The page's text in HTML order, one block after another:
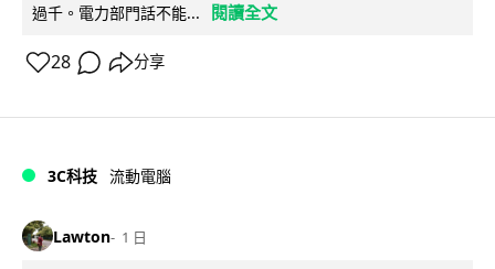
過千。電力部門話不能...
閱讀全文
28 分享
3C科技 流動電腦
Lawton 1 日